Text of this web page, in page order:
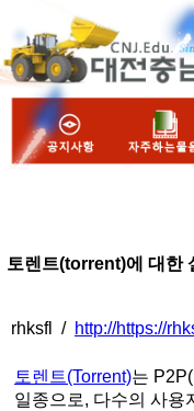
토렌트(torrent)에 대한
rhksfl / http://https://
토렌트(Torrent)는
일종으로, 다수의 사용